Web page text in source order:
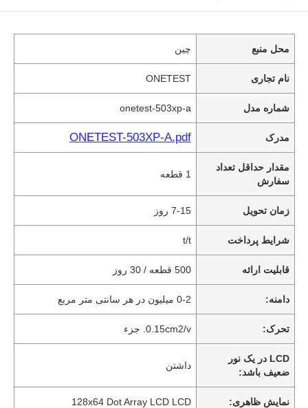
محل منبع چین
نام تجاری ONETEST
شماره مدل onetest-503xp-a
مدرک ONETEST-503XP-A.pdf
مقدار حداقل تعداد
سفارش
1 قطعه
زمان تحویل 7-15 روز
شرایط پرداخت t/t
قابلیت ارائه 500 قطعه / 30 روز
دامنه: 0-2 میلیون در هر سانتی متر مربع
تحرک: 0.15cm2/v. جزء
LCD در یک نور
ضعیف باشد:
داشتن
نمایش ظاهری: 128x64 Dot Array LCD LCD